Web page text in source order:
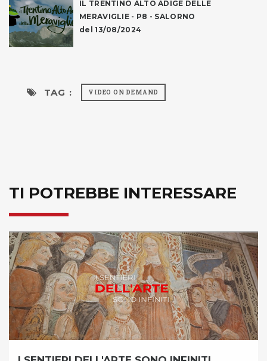
IL TRENTINO ALTO ADIGE DELLE
MERAVIGLIE - P8 - SALORNO
del 13/08/2024
TAG : VIDEO ON DEMAND
TI POTREBBE INTERESSARE